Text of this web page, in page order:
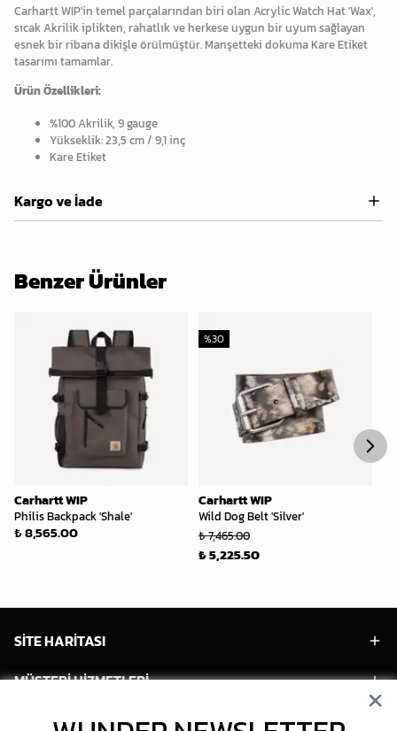
Carhartt WIP'in temel parçalarından biri olan Acrylic Watch Hat 'Wax',
sıcak Akrilik iplikten, rahatlık ve herkese uygun bir uyum sağlayan
esnek bir ribana dikişle örülmüştür. Manşetteki dokuma Kare Etiket
tasarımı tamamlar.
Ürün Özellikleri:
%100 Akrilik, 9 gauge
Yükseklik: 23,5 cm / 9,1 inç
Kare Etiket
Kargo ve İade
Benzer Ürünler
Carhartt WIP
Philis Backpack 'Shale'
₺ 8,565.00
Carhartt WIP
Wild Dog Belt 'Silver'
%30
₺ 7,465.00
₺ 5,225.50
SİTE HARİTASI
MÜŞTERİ HİZMETLERİ
HESABIM